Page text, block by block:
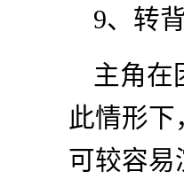
9、转
主角在
此情形
可较容易